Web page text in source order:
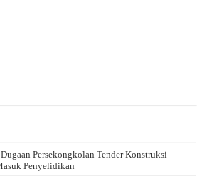
ke Email redaksi@bisnisnasional.com
Dugaan Persekongkolan Tender Konstruksi
Penyelidikan